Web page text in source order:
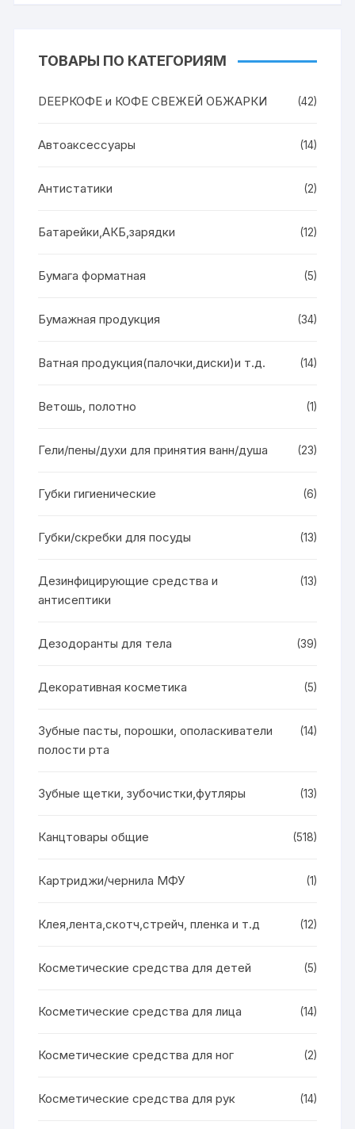
ТОВАРЫ ПО КАТЕГОРИЯМ
DEEPКОФЕ и КОФЕ СВЕЖЕЙ ОБЖАРКИ (42)
Автоаксессуары (14)
Антистатики (2)
Батарейки,АКБ,зарядки (12)
Бумага форматная (5)
Бумажная продукция (34)
Ватная продукция(палочки,диски)и т.д. (14)
Ветошь, полотно (1)
Гели/пены/духи для принятия ванн/душа (23)
Губки гигиенические (6)
Губки/скребки для посуды (13)
Дезинфицирующие средства и
антисептики
(13)
Дезодоранты для тела (39)
Декоративная косметика (5)
Зубные пасты, порошки, ополаскиватели
полости рта
(14)
Зубные щетки, зубочистки,футляры (13)
Канцтовары общие (518)
Картриджи/чернила МФУ (1)
Клея,лента,скотч,стрейч, пленка и т.д (12)
Косметические средства для детей (5)
Косметические средства для лица (14)
Косметические средства для ног (2)
Косметические средства для рук (14)